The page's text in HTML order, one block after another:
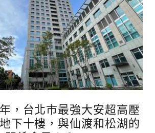
，台北市最強大安超高壓
下十樓，與仙渡和松湖的